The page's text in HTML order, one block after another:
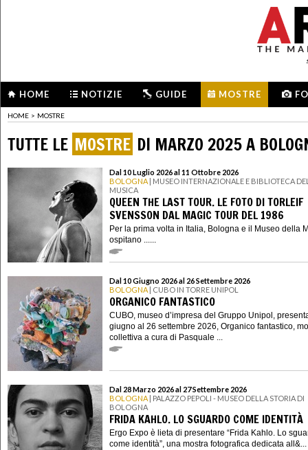
HOME NOTIZIE GUIDE MOSTRE
HOME > MOSTRE
TUTTE LE MOSTRE DI MARZO 2025 A
Dal 10 Luglio 2026 al 11 Ottobre 2026
BOLOGNA | MUSEO INTERNAZIONALE E BIBLIOTECA
MUSICA
QUEEN THE LAST TOUR. LE FOTO DI TORLEIF
SVENSSON DAL MAGIC TOUR DEL 1986
Per la prima volta in Italia, Bologna e il Museo della
ospitano ......
Dal 10 Giugno 2026 al 26 Settembre 2026
BOLOGNA | CUBO IN TORRE UNIPOL
ORGANICO FANTASTICO
CUBO, museo d’impresa del Gruppo Unipol,
giugno al 26 settembre 2026, Organico fantastico,
collettiva a cura di Pasquale ...
Dal 28 Marzo 2026 al 27 Settembre 2026
BOLOGNA | PALAZZO PEPOLI - MUSEO DELLA STORIA DI
BOLOGNA
FRIDA KAHLO. LO SGUARDO COME IDENTITÀ
Ergo Expo è lieta di presentare “Frida Kahlo. Lo
come identità”, una mostra fotografica dedicata all&...